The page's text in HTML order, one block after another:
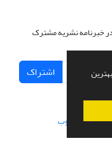
خبرنامه نشریه مشترک
اشتراک
سازی از سیناوب